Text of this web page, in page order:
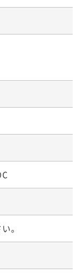
大7％OFF
¥ 67,518 ~
。